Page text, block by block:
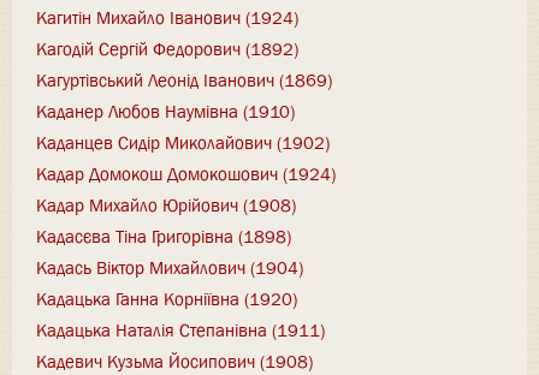
Кагитін Михайло Іванович (1924)
Кагодій Сергій Федорович (1892)
Кагуртівський Леонід Іванович (1869)
Каданер Любов Наумівна (1910)
Каданцев Сидір Миколайович (1902)
Кадар Домокош Домокошович (1924)
Кадар Михайло Юрійович (1908)
Кадасєва Тіна Григорівна (1898)
Кадась Віктор Михайлович (1904)
Кадацька Ганна Корніївна (1920)
Кадацька Наталія Степанівна (1911)
Кадевич Кузьма Йосипович (1908)